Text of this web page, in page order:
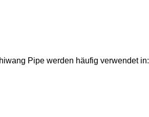
Pipe werden häufig verwendet in: